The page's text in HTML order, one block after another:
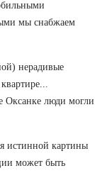
мы снабжаем
нерадивые
Оксанке люди могли
истинной картины
может быть